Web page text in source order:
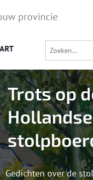
provincie
Trots op
Hollandse
Gedichten over de